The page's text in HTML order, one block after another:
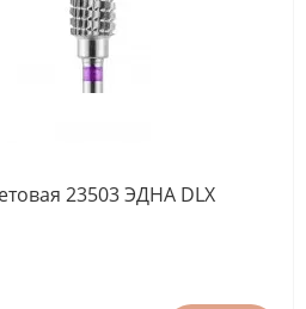
23503 ЭДНА DLX